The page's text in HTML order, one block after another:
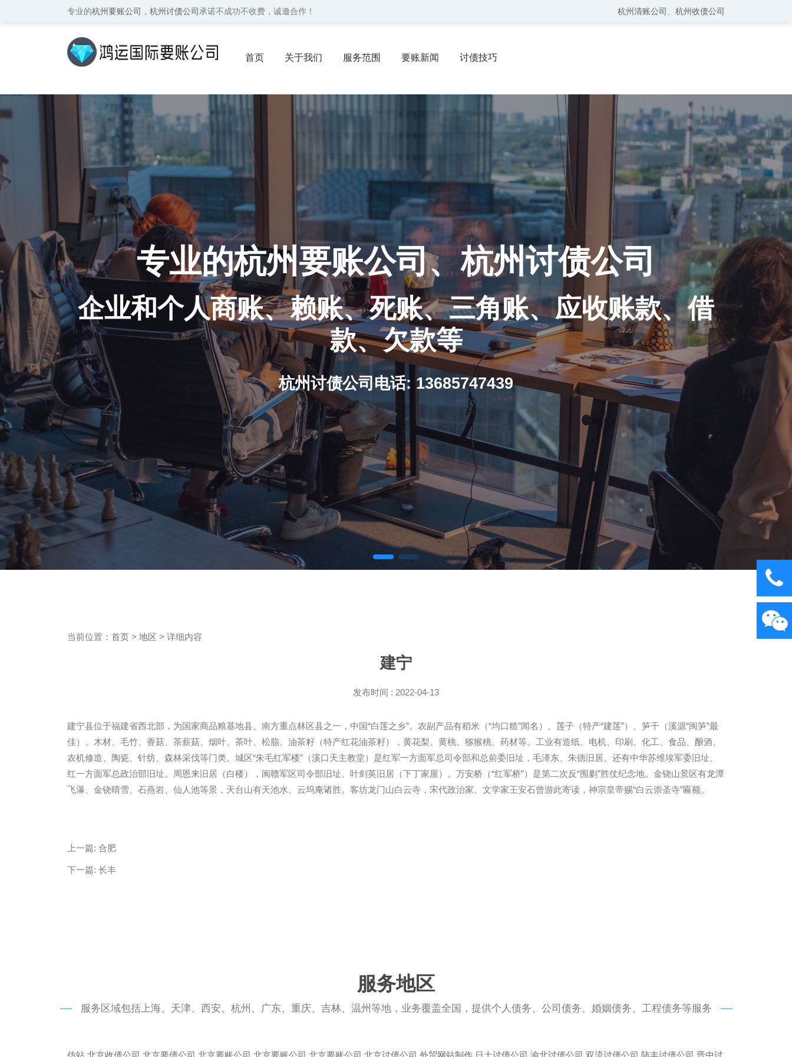
专业的杭州要账公司 ， 杭州讨债公司 承诺不成功不收费，诚邀合作！ 杭州清账公司 杭州收债公司
首页 关于我们 服务范围 要账新闻 讨债技巧
保密协议 委托流程 联系我们
专业的杭州要账公司、杭州讨债公司
企业和个人商账、赖账、死账、三角账、应收账款、借
款、欠款等
杭州讨债公司电话: 13685747439
当前位置： 首页 > 地区 > 详细内容
建宁
发布时间 : 2022-04-13
建宁县位于福建省西北部，为国家商品粮基地县、南方重点林区县之一，中国“白莲之乡”。农副产品有稻米（“均口糙”闻名）、莲子（特产“建莲”）、笋干（溪源“闽笋”最
佳）、木材、毛竹、香菇、茶薪菇、烟叶、茶叶、松脂、油茶籽（特产红花油茶籽），黄花梨、黄桃、猕猴桃、药材等。工业有造纸、电机、印刷、化工、食品、酿酒、
农机修造、陶瓷、针纺、森林采伐等门类。城区“朱毛红军楼”（溪口天主教堂）是红军一方面军总司令部和总前委旧址，毛泽东、朱德旧居。还有中华苏维埃军委旧址、
红一方面军总政治部旧址。周恩来旧居（白楼），闽赣军区司令部旧址、叶剑英旧居（下丁家屋）。万安桥（“红军桥”）是第二次反“围剿”胜仗纪念地。金铙山景区有龙潭
飞瀑、金铙晴雪、石燕岩、仙人池等景，天台山有天池水、云坞庵诸胜。客坊龙门山白云寺，宋代政治家、文学家王安石曾游此寄读，神宗皇帝赐“白云崇圣寺”匾额。
上一篇: 合肥
下一篇: 长丰
服务地区
服务区域包括上海、天津、西安、杭州、广东、重庆、吉林、温州等地，业务覆盖全国，提供个人债务、公司债务、婚姻债务、工程债务等服务
仿站 北京收债公司 北京要债公司 北京要账公司 北京要账公司 北京要账公司 北京讨债公司 外贸网站制作 日土讨债公司 渝北讨债公司 双流讨债公司 陆丰讨债公司 晋中讨